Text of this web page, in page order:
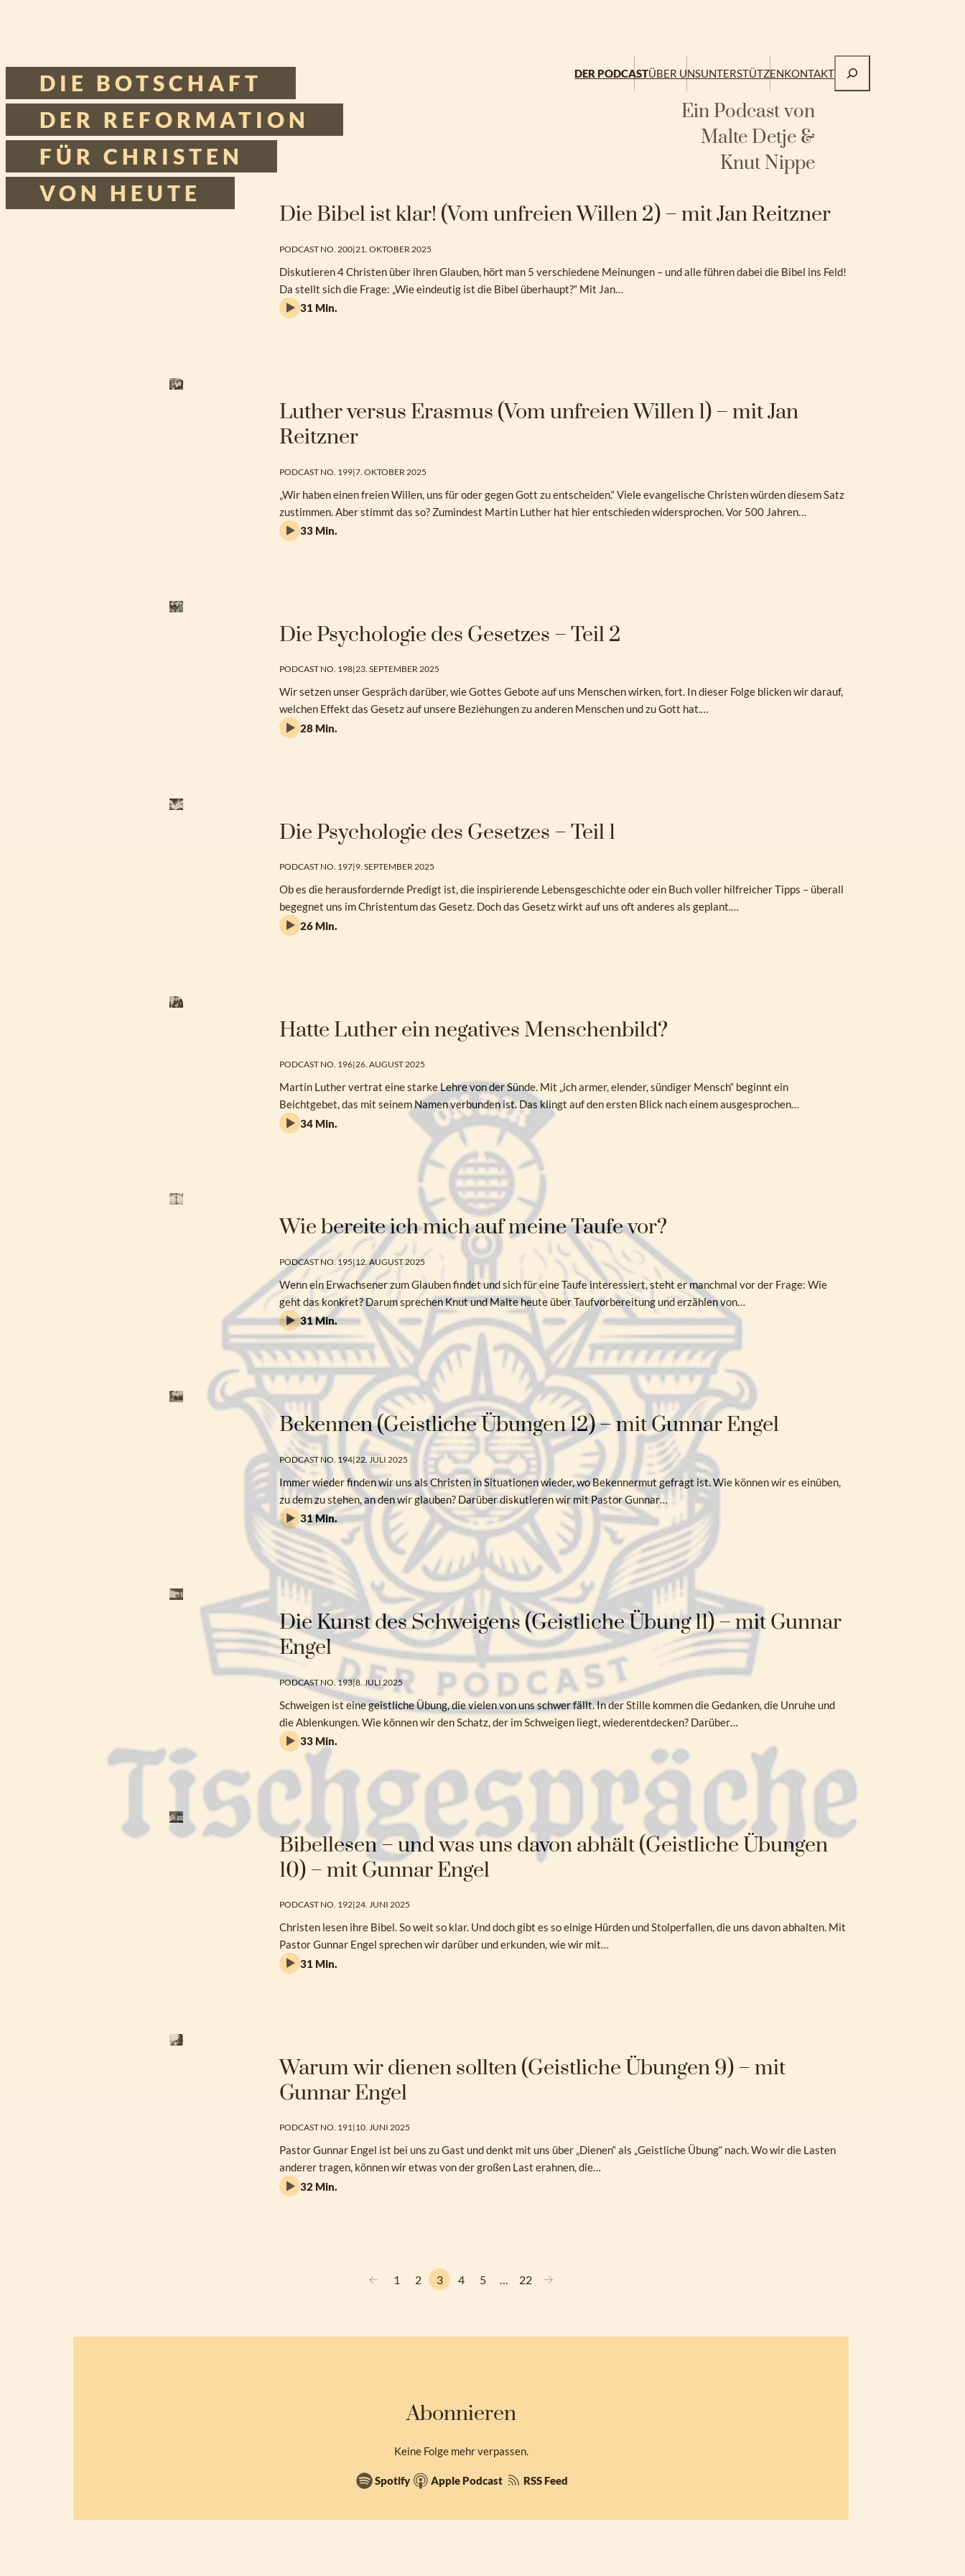
Inhalt
springen
DER PODCASTÜBER UNSUNTERSTÜTZENKONTAKT
Suchen
Tischgespräche
Podcast
DIE BOTSCHAFT
DER REFORMATION
FÜR CHRISTEN
VON HEUTE
Ein Podcast von
Malte Detje &
Knut Nippe
Die Bibel ist klar! (Vom unfreien Willen 2) – mit Jan Reitzner
PODCAST NO. 200|21. OKTOBER 2025
Diskutieren 4 Christen über ihren Glauben, hört man 5 verschiedene Meinungen – und alle führen dabei die Bibel ins Feld!
Da stellt sich die Frage: „Wie eindeutig ist die Bibel überhaupt?“ Mit Jan…
31 Min.
Luther versus Erasmus (Vom unfreien Willen 1) – mit Jan
Reitzner
PODCAST NO. 199|7. OKTOBER 2025
„Wir haben einen freien Willen, uns für oder gegen Gott zu entscheiden.“ Viele evangelische Christen würden diesem Satz
zustimmen. Aber stimmt das so? Zumindest Martin Luther hat hier entschieden widersprochen. Vor 500 Jahren…
33 Min.
Die Psychologie des Gesetzes – Teil 2
PODCAST NO. 198|23. SEPTEMBER 2025
Wir setzen unser Gespräch darüber, wie Gottes Gebote auf uns Menschen wirken, fort. In dieser Folge blicken wir darauf,
welchen Effekt das Gesetz auf unsere Beziehungen zu anderen Menschen und zu Gott hat.…
28 Min.
Die Psychologie des Gesetzes – Teil 1
PODCAST NO. 197|9. SEPTEMBER 2025
Ob es die herausfordernde Predigt ist, die inspirierende Lebensgeschichte oder ein Buch voller hilfreicher Tipps – überall
begegnet uns im Christentum das Gesetz. Doch das Gesetz wirkt auf uns oft anderes als geplant.…
26 Min.
Hatte Luther ein negatives Menschenbild?
PODCAST NO. 196|26. AUGUST 2025
Martin Luther vertrat eine starke Lehre von der Sünde. Mit „ich armer, elender, sündiger Mensch“ beginnt ein
Beichtgebet, das mit seinem Namen verbunden ist. Das klingt auf den ersten Blick nach einem ausgesprochen…
34 Min.
Wie bereite ich mich auf meine Taufe vor?
PODCAST NO. 195|12. AUGUST 2025
Wenn ein Erwachsener zum Glauben findet und sich für eine Taufe interessiert, steht er manchmal vor der Frage: Wie
geht das konkret? Darum sprechen Knut und Malte heute über Taufvorbereitung und erzählen von…
31 Min.
Bekennen (Geistliche Übungen 12) – mit Gunnar Engel
PODCAST NO. 194|22. JULI 2025
Immer wieder finden wir uns als Christen in Situationen wieder, wo Bekennermut gefragt ist. Wie können wir es einüben,
zu dem zu stehen, an den wir glauben? Darüber diskutieren wir mit Pastor Gunnar…
31 Min.
Die Kunst des Schweigens (Geistliche Übung 11) – mit Gunnar
Engel
PODCAST NO. 193|8. JULI 2025
Schweigen ist eine geistliche Übung, die vielen von uns schwer fällt. In der Stille kommen die Gedanken, die Unruhe und
die Ablenkungen. Wie können wir den Schatz, der im Schweigen liegt, wiederentdecken? Darüber…
33 Min.
Bibellesen – und was uns davon abhält (Geistliche Übungen
10) – mit Gunnar Engel
PODCAST NO. 192|24. JUNI 2025
Christen lesen ihre Bibel. So weit so klar. Und doch gibt es so einige Hürden und Stolperfallen, die uns davon abhalten. Mit
Pastor Gunnar Engel sprechen wir darüber und erkunden, wie wir mit…
31 Min.
Warum wir dienen sollten (Geistliche Übungen 9) – mit
Gunnar Engel
PODCAST NO. 191|10. JUNI 2025
Pastor Gunnar Engel ist bei uns zu Gast und denkt mit uns über „Dienen“ als „Geistliche Übung“ nach. Wo wir die Lasten
anderer tragen, können wir etwas von der großen Last erahnen, die…
32 Min.
← 1 2 3 4 5 22 →
Abonnieren
Keine Folge mehr verpassen.
Spotify Apple Podcast RSS Feed